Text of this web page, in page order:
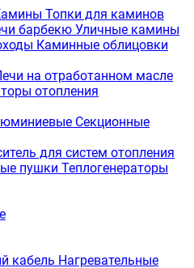
Топки для каминов
барбекю Уличные камины
Каминные облицовки
на отработанном масле
отопления
Секционные
для систем отопления
пушки Теплогенераторы
кабель Нагревательные